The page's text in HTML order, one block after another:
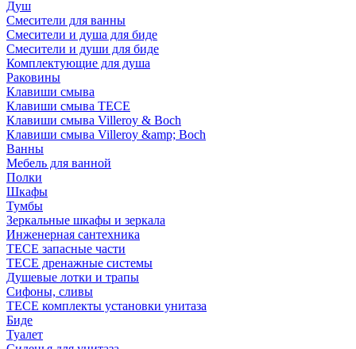
Душ
Смесители для ванны
Смесители и душа для биде
Смесители и души для биде
Комплектующие для душа
Раковины
Клавиши смыва
Клавиши смыва TECE
Клавиши смыва Villeroy & Boch
Клавиши смыва Villeroy &amp; Boch
Ванны
Мебель для ванной
Полки
Шкафы
Тумбы
Зеркальные шкафы и зеркала
Инженерная сантехника
TECE запасные части
TECE дренажные системы
Душевые лотки и трапы
Сифоны, сливы
TECE комплекты установки унитаза
Биде
Туалет